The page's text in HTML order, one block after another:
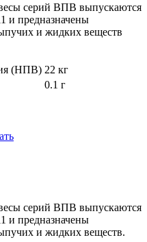
серий ВПВ выпускаются
и предназначены
и жидких веществ
(НПВ) 22 кг
0.1 г
серий ВПВ выпускаются
и предназначены
и жидких веществ.